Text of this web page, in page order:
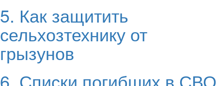
5. Как защитить
сельхозтехнику от
грызунов